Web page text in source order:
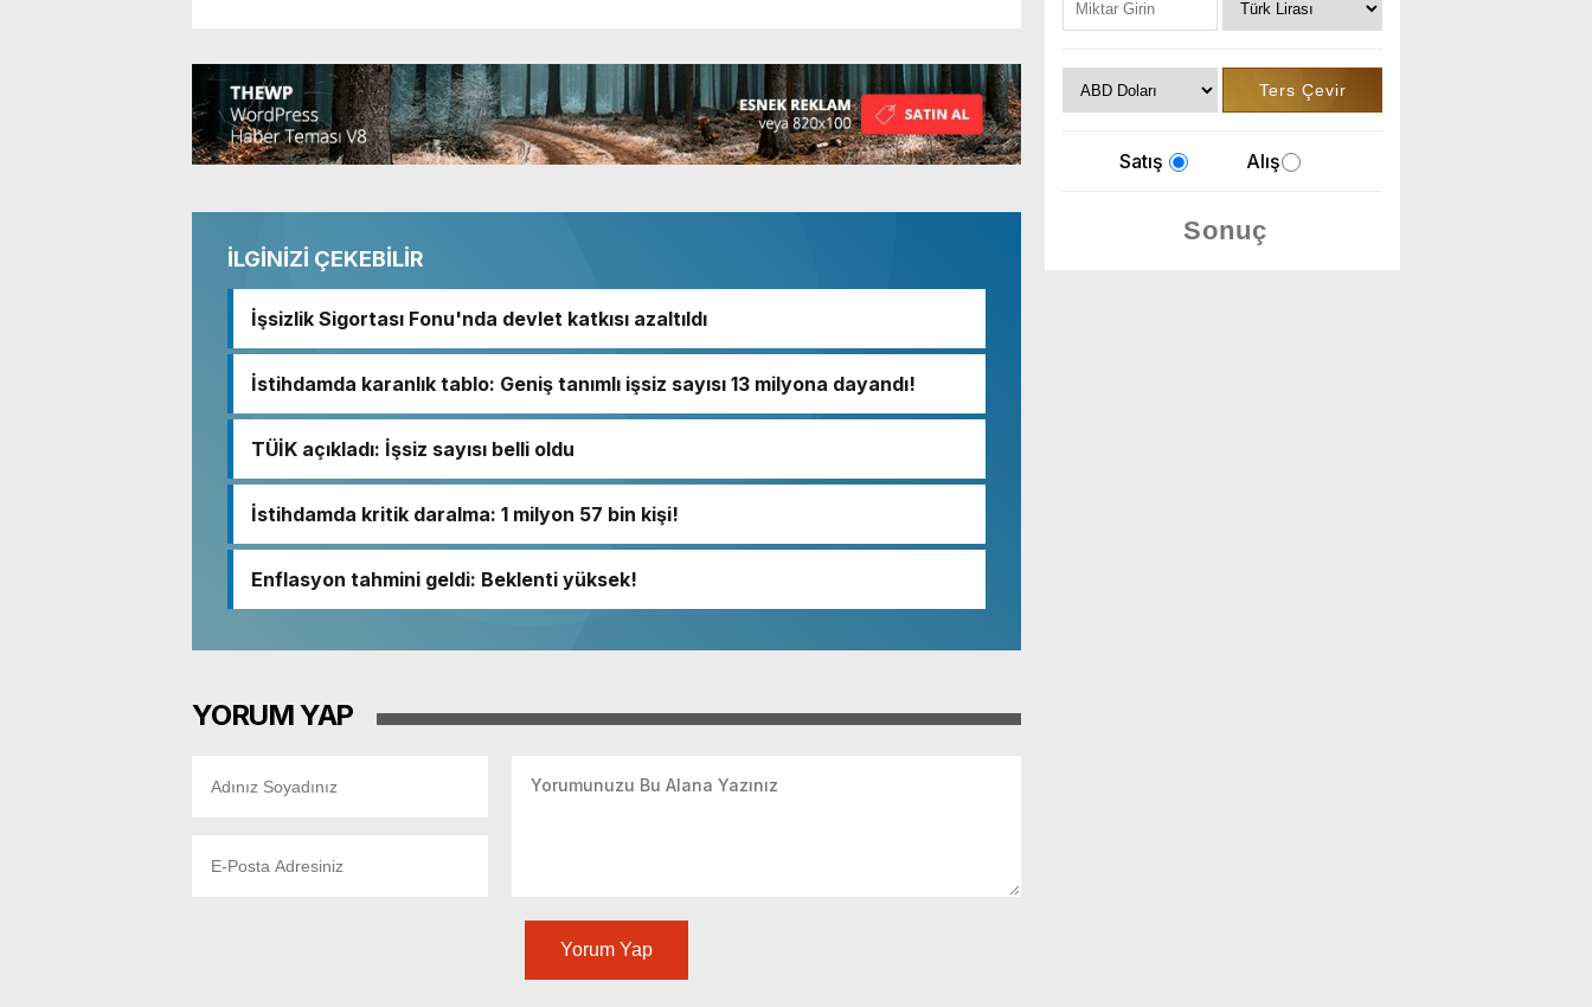
İLGİNİZİ ÇEKEBİLİR
İşsizlik Sigortası Fonu'nda devlet katkısı azaltıldı
İstihdamda karanlık tablo: Geniş tanımlı işsiz sayısı 13 milyona dayandı!
TÜİK açıkladı: İşsiz sayısı belli oldu
İstihdamda kritik daralma: 1 milyon 57 bin kişi!
Enflasyon tahmini geldi: Beklenti yüksek!
YORUM YAP
Yorum Yap
Satış Alış